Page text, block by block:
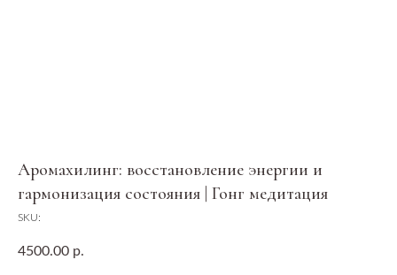
Аромахилинг: восстановление энергии и
гармонизация состояния | Гонг медитация
SKU:
4500.00 р.